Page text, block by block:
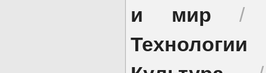
и мир
Технологии